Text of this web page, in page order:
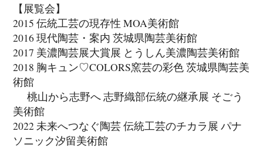
【展覧会】
2015 伝統工芸の現存性 MOA美術館
2016 現代陶芸・案内 茨城県陶芸美術館
2017 美濃陶芸展大賞展 とうしん美濃陶芸美術館
2018 胸キュン♡COLORS窯芸の彩色 茨城県陶芸美
術館
桃山から志野へ 志野織部伝統の継承展 そごう
美術館
2022 未来へつなぐ陶芸 伝統工芸のチカラ展 パナ
ソニック汐留美術館